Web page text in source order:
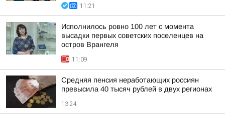
11:21
Исполнилось ровно 100 лет с момента
высадки первых советских поселенцев на
остров Врангеля
11:09
Средняя пенсия неработающих россиян
превысила 40 тысяч рублей в двух регионах
13:24